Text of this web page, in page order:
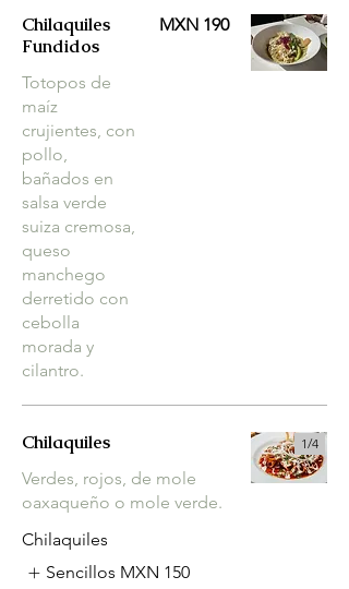
Chilaquiles
Fundidos
Totopos de
maíz
crujientes, con
pollo,
bañados en
salsa verde
suiza cremosa,
queso
manchego
derretido con
cebolla
morada y
cilantro.
MXN 190
Chilaquiles
Verdes, rojos, de mole
oaxaqueño o mole verde.
Chilaquiles
Sencillos MXN 150
1/4